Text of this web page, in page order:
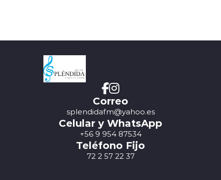
Correo
splendidafm@yahoo.es
Celular y WhatsApp
+56 9 954 87534
Teléfono Fijo
72 2 57 22 37